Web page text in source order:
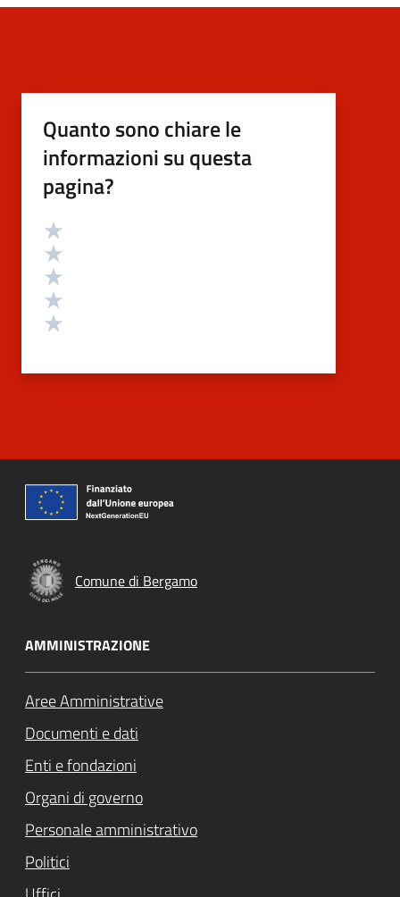
Quanto sono chiare le
informazioni su questa
pagina?
Valutazione
Comune di Bergamo
AMMINISTRAZIONE
Aree Amministrative
Documenti e dati
Enti e fondazioni
Organi di governo
Personale amministrativo
Politici